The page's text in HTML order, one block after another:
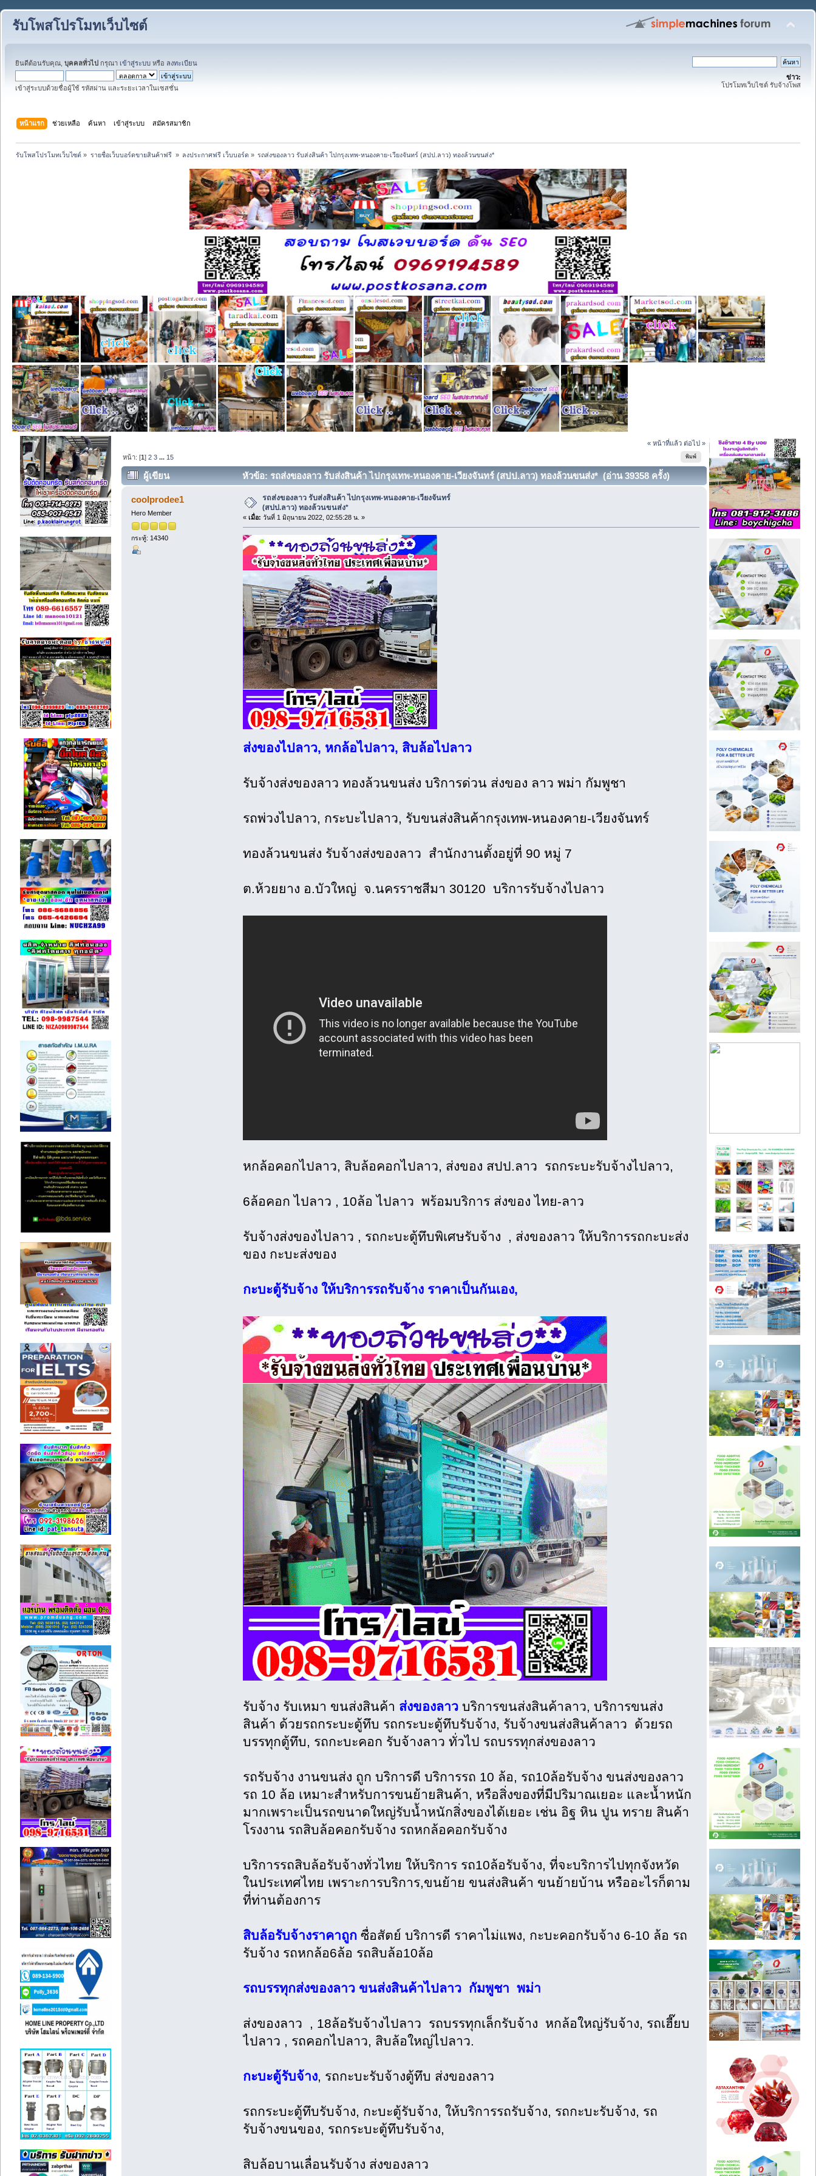
รับโพสโปรโมทเว็บไซต์
ยินดีต้อนรับคุณ, บุคคลทั่วไป กรุณา เข้าสู่ระบบ หรือ ลงทะเบียน
เข้าสู่ระบบด้วยชื่อผู้ใช้ รหัสผ่าน และระยะเวลาในเซสชั่น
ข่าว:
โปรโมทเว็บไซต์ รับจ้างโพส
หน้าแรก ช่วยเหลือ ค้นหา เข้าสู่ระบบ สมัครสมาชิก
รับโพสโปรโมทเว็บไซต์ » รายชื่อเว็บบอร์ดขายสินค้าฟรี » ลงประกาศฟรี เว็บบอร์ด » รถส่งของลาว รับส่งสินค้า ไปกรุงเทพ-หนองคาย-เวียงจันทร์ (สปป.ลาว) ทองล้วนขนส่ง*
« หน้าที่แล้ว ต่อไป »
พิมพ์
หน้า: [1]2 3 ... 15
ผู้เขียน หัวข้อ: รถส่งของลาว รับส่งสินค้า ไปกรุงเทพ-หนองคาย-เวียงจันทร์ (สปป.ลาว) ทองล้วนขนส่ง* (อ่าน 39358 ครั้ง)
coolprodee1
Hero Member
กระทู้: 14340
รถส่งของลาว รับส่งสินค้า ไปกรุงเทพ-หนองคาย-เวียงจันทร์
(สปป.ลาว) ทองล้วนขนส่ง*
« เมื่อ: วันที่ 1 มิถุนายน 2022, 02:55:28 น. »
ส่งของไปลาว, หกล้อไปลาว, สิบล้อไปลาว
รับจ้างส่งของลาว ทองล้วนขนส่ง บริการด่วน ส่งของ ลาว พม่า กัมพูชา
รถพ่วงไปลาว, กระบะไปลาว, รับขนส่งสินค้ากรุงเทพ-หนองคาย-เวียงจันทร์
ทองล้วนขนส่ง รับจ้างส่งของลาว สำนักงานตั้งอยู่ที่ 90 หมู่ 7
ต.ห้วยยาง อ.บัวใหญ่ จ.นครราชสีมา 30120 บริการรับจ้างไปลาว
หกล้อคอกไปลาว, สิบล้อคอกไปลาว, ส่งของ สปป.ลาว รถกระบะรับจ้างไปลาว,
6ล้อคอก ไปลาว , 10ล้อ ไปลาว พร้อมบริการ ส่งของ ไทย-ลาว
รับจ้างส่งของไปลาว , รถกะบะตู้ทึบพิเศษรับจ้าง , ส่งของลาว ให้บริการรถกะบะส่ง
ของ กะบะส่งของ
กะบะตู้รับจ้าง ให้บริการรถรับจ้าง ราคาเป็นกันเอง,
รับจ้าง รับเหมา ขนส่งสินค้า ส่งของลาวบริการขนส่งสินค้าลาว, บริการขนส่ง
สินค้า ด้วยรถกระบะตู้ทึบ รถกระบะตู้ทึบรับจ้าง, รับจ้างขนส่งสินค้าลาว ด้วยรถ
บรรทุกตู้ทึบ, รถกะบะคอก รับจ้างลาว ทั่วไป รถบรรทุกส่งของลาว
รถรับจ้าง งานขนส่ง ถูก บริการดี บริการรถ 10 ล้อ, รถ10ล้อรับจ้าง ขนส่งของลาว
รถ 10 ล้อ เหมาะสำหรับการขนย้ายสินค้า, หรือสิ่งของที่มีปริมาณเยอะ และน้ำหนัก
มากเพราะเป็นรถขนาดใหญ่รับน้ำหนักสิ่งของได้เยอะ เช่น อิฐ หิน ปูน ทราย สินค้า
โรงงาน รถสิบล้อคอกรับจ้าง รถหกล้อคอกรับจ้าง
บริการรถสิบล้อรับจ้างทั่วไทย ให้บริการ รถ10ล้อรับจ้าง, ที่จะบริการไปทุกจังหวัด
ในประเทศไทย เพราะการบริการ,ขนย้าย ขนส่งสินค้า ขนย้ายบ้าน หรืออะไรก็ตาม
ที่ท่านต้องการ
สิบล้อรับจ้างราคาถูกซื่อสัตย์ บริการดี ราคาไม่แพง, กะบะคอกรับจ้าง 6-10 ล้อ รถ
รับจ้าง รถหกล้อ6ล้อ รถสิบล้อ10ล้อ
รถบรรทุกส่งของลาว ขนส่งสินค้าไปลาว กัมพูชา พม่า
ส่งของลาว , 18ล้อรับจ้างไปลาว รถบรรทุกเล็กรับจ้าง หกล้อใหญ่รับจ้าง, รถเฮี๊ยบ
ไปลาว , รถคอกไปลาว, สิบล้อใหญ่ไปลาว.
กะบะตู้รับจ้าง, รถกะบะรับจ้างตู้ทึบ ส่งของลาว
รถกระบะตู้ทึบรับจ้าง, กะบะตู้รับจ้าง, ให้บริการรถรับจ้าง, รถกะบะรับจ้าง, รถ
รับจ้างขนของ, รถกระบะตู้ทึบรับจ้าง,
สิบล้อบานเลื่อนรับจ้าง ส่งของลาว